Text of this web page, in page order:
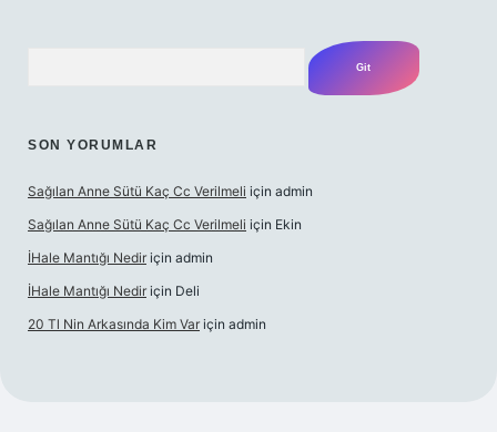
SON YORUMLAR
Sağılan Anne Sütü Kaç Cc Verilmeli için admin
Sağılan Anne Sütü Kaç Cc Verilmeli için Ekin
İHale Mantığı Nedir için admin
İHale Mantığı Nedir için Deli
20 Tl Nin Arkasında Kim Var için admin